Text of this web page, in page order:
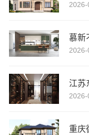
2026-
慕新
2026-
江苏
2026-
重庆